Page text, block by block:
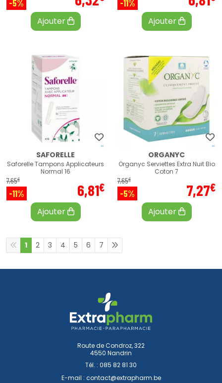
-5%
Ajouter
-11%
Ajouter
SAFORELLE
Saforelle Tampons Applicateurs
Normal 16
7,65€
-11% 6,81€
Ajouter
ORGANYC
Organyc Serviettes Extra Nuit Bio
Coton 7
7,65€
-5% 7,27€
Ajouter
1 2 3 4 5 6 7
Route de Condroz, 322
4550 Nandrin
Tél. : 085 82 81 30
E-mail : contact@extrapharm.be